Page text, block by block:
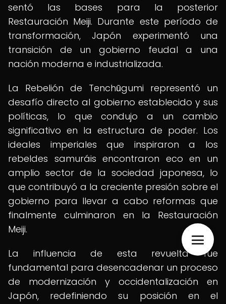
sentó las bases para la posterior
Restauración Meiji. Durante este período de
transformación, Japón experimentó una
transición de un gobierno feudal a una
nación moderna e industrializada.
La Rebelión de Tenchūgumi representó un
desafío directo al gobierno establecido y sus
políticas, lo que condujo a un cambio
significativo en la estructura de poder. Los
ideales imperiales que inspiraron a los
rebeldes samuráis encontraron eco en un
amplio sector de la sociedad japonesa, lo
que contribuyó a la creciente presión sobre el
gobierno para llevar a cabo reformas que
finalmente culminaron en la Restauración
Meiji.
La influencia de esta revuelta fue
fundamental para desencadenar un proceso
de modernización y occidentalización en
Japón, redefiniendo su posición en el